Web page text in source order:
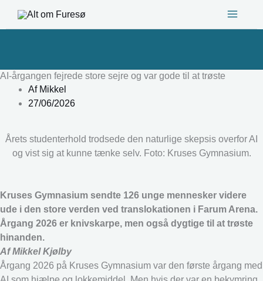
AI-årgangen fejrede store sejre og var gode til at trøste
AfMikkel
27/06/2026
Årets studenterhold trodsede den naturlige skepsis overfor AI
og vist sig at kunne tænke selv. Foto: Kruses Gymnasium.
Kruses Gymnasium sendte 126 unge mennesker videre
ude i den store verden ved translokationen i Farum Arena.
Årgang 2026 er knivskarpe, men også dygtige til at trøste
hinanden.
Af Mikkel Kjølby
Årgang 2026 på Kruses Gymnasium var den første årgang med